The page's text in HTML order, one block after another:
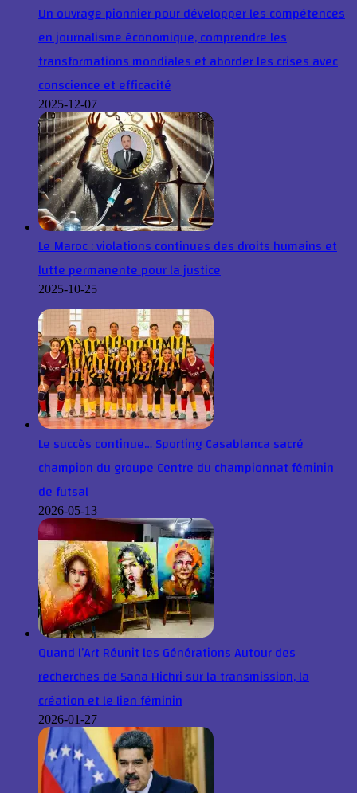
Un ouvrage pionnier pour développer les compétences
en journalisme économique, comprendre les
transformations mondiales et aborder les crises avec
conscience et efficacité
2025-12-07
Le Maroc : violations continues des droits humains et
lutte permanente pour la justice
2025-10-25
Le succès continue… Sporting Casablanca sacré
champion du groupe Centre du championnat féminin
de futsal
2026-05-13
Quand l’Art Réunit les Générations Autour des
recherches de Sana Hichri sur la transmission, la
création et le lien féminin
2026-01-27